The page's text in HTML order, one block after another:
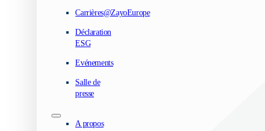
Carrières@ZayoEurope
Déclaration
ESG
Evénements
Salle de
presse
A propos